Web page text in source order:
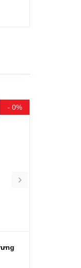
- 0%